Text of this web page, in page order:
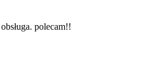
polecam!!